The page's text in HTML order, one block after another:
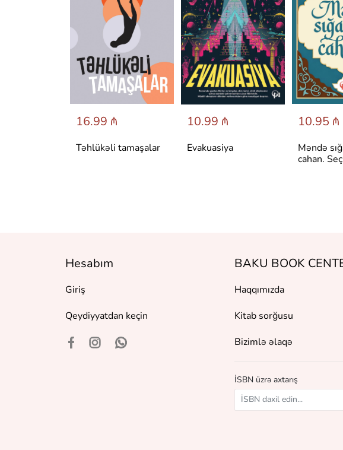
16.99 ₼
Təhlükəli tamaşalar
10.99 ₼
Evakuasiya
10.95 ₼
Məndə
cahan.
Hesabım
Giriş
Qeydiyyatdan keçin
BAKU BOOK
Haqqımızda
Kitab sorğusu
Bizimlə əlaqə
İSBN üzrə axtarış